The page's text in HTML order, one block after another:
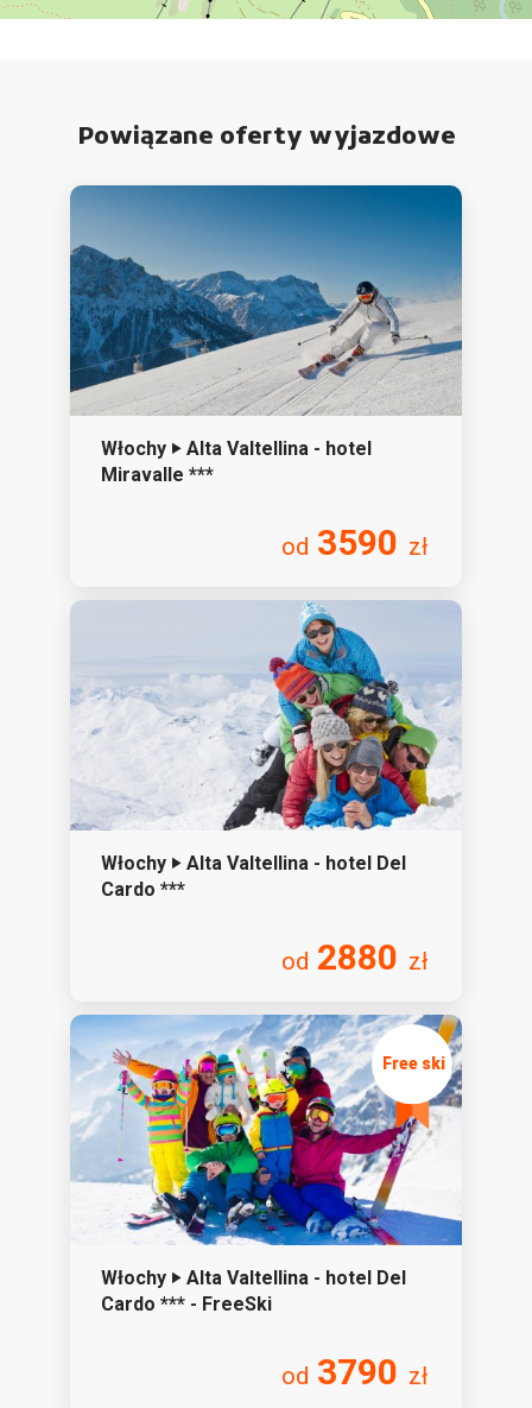
Powiązane oferty wyjazdowe
Włochy ‣ Alta Valtellina - hotel
Miravalle ***
od 3590 zł
Włochy ‣ Alta Valtellina - hotel Del
Cardo ***
od 2880 zł
Włochy ‣ Alta Valtellina - hotel Del
Cardo *** - FreeSki
od 3790 zł